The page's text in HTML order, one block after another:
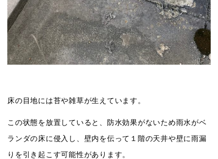
床の目地には苔や雑草が生えています。
この状態を放置していると、防水効果がないため雨水がベ
ランダの床に侵入し、壁内を伝って１階の天井や壁に雨漏
りを引き起こす可能性があります。